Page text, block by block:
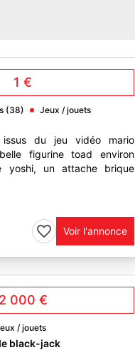
1 €
(38) Jeux / jouets
du jeu vidéo mario
figurine toad environ
yoshi, un attache brique
Voir l'annonce
2 000 €
/ jouets
black-jack